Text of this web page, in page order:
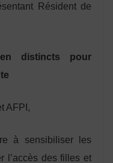
Résident de
distincts pour
AFPI,
à sensibiliser les
l’accès des filles et